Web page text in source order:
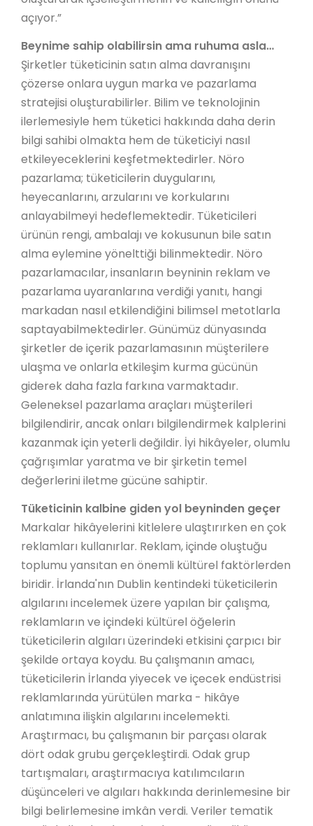
açıyor.”
Beynime sahip olabilirsin ama ruhuma asla…
Şirketler tüketicinin satın alma davranışını
çözerse onlara uygun marka ve pazarlama
stratejisi oluşturabilirler. Bilim ve teknolojinin
ilerlemesiyle hem tüketici hakkında daha derin
bilgi sahibi olmakta hem de tüketiciyi nasıl
etkileyeceklerini keşfetmektedirler. Nöro
pazarlama; tüketicilerin duygularını,
heyecanlarını, arzularını ve korkularını
anlayabilmeyi hedeflemektedir. Tüketicileri
ürünün rengi, ambalajı ve kokusunun bile satın
alma eylemine yönelttiği bilinmektedir. Nöro
pazarlamacılar, insanların beyninin reklam ve
pazarlama uyaranlarına verdiği yanıtı, hangi
markadan nasıl etkilendiğini bilimsel metotlarla
saptayabilmektedirler. Günümüz dünyasında
şirketler de içerik pazarlamasının müşterilere
ulaşma ve onlarla etkileşim kurma gücünün
giderek daha fazla farkına varmaktadır.
Geleneksel pazarlama araçları müşterileri
bilgilendirir, ancak onları bilgilendirmek kalplerini
kazanmak için yeterli değildir. İyi hikâyeler, olumlu
çağrışımlar yaratma ve bir şirketin temel
değerlerini iletme gücüne sahiptir.
Tüketicinin kalbine giden yol beyninden geçer
Markalar hikâyelerini kitlelere ulaştırırken en çok
reklamları kullanırlar. Reklam, içinde oluştuğu
toplumu yansıtan en önemli kültürel faktörlerden
biridir. İrlanda'nın Dublin kentindeki tüketicilerin
algılarını incelemek üzere yapılan bir çalışma,
reklamların ve içindeki kültürel öğelerin
tüketicilerin algıları üzerindeki etkisini çarpıcı bir
şekilde ortaya koydu. Bu çalışmanın amacı,
tüketicilerin İrlanda yiyecek ve içecek endüstrisi
reklamlarında yürütülen marka - hikâye
anlatımına ilişkin algılarını incelemekti.
Araştırmacı, bu çalışmanın bir parçası olarak
dört odak grubu gerçekleştirdi. Odak grup
tartışmaları, araştırmacıya katılımcıların
düşünceleri ve algıları hakkında derinlemesine bir
bilgi belirlemesine imkân verdi. Veriler tematik